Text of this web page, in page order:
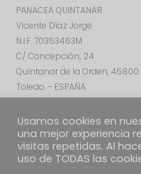
PANACEA QUINTANAR
Vicente Díaz Jorge
N.I.F. 70353463M
C/ Concepción, 24
Quintanar de la Orden, 45800
Toledo – ESPAÑA
Usamos cookies en
una mejor experiencia
visitas repetidas. Al
uso de TODAS las